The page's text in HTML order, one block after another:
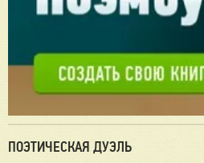
ПОЭТИЧЕСКАЯ ДУЭЛЬ